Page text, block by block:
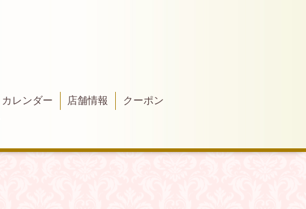
カレンダー 店舗情報
クーポン